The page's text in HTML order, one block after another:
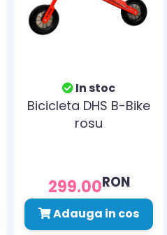
In stoc
Bicicleta DHS B-Bike
rosu
299.00RON
Adauga in cos